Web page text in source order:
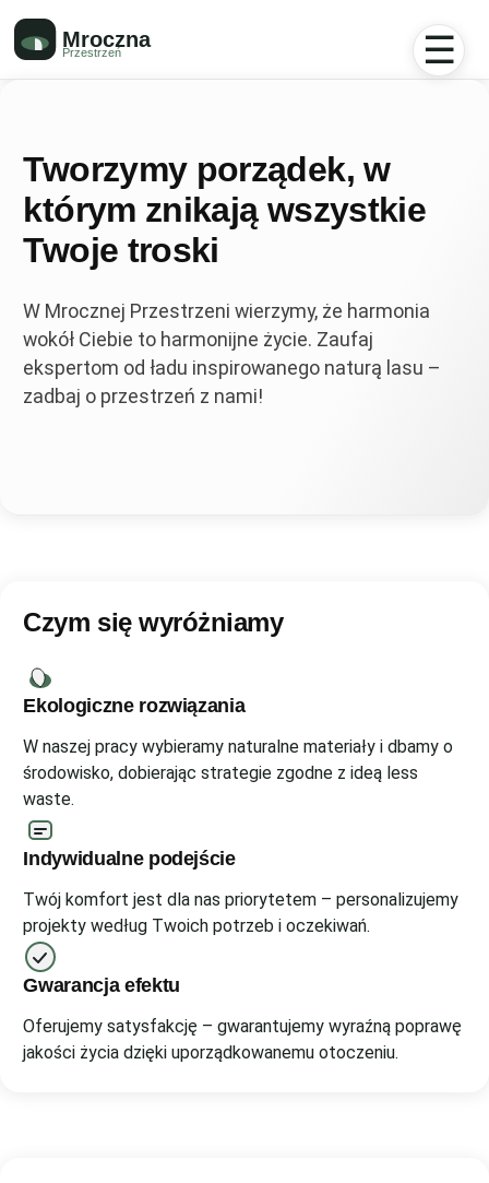
☰
Tworzymy porządek, w
którym znikają wszystkie
Twoje troski
W Mrocznej Przestrzeni wierzymy, że harmonia
wokół Ciebie to harmonijne życie. Zaufaj
ekspertom od ładu inspirowanego naturą lasu –
zadbaj o przestrzeń z nami!
Czym się wyróżniamy
Ekologiczne rozwiązania
W naszej pracy wybieramy naturalne materiały i dbamy o
środowisko, dobierając strategie zgodne z ideą less
waste.
Indywidualne podejście
Twój komfort jest dla nas priorytetem – personalizujemy
projekty według Twoich potrzeb i oczekiwań.
Gwarancja efektu
Oferujemy satysfakcję – gwarantujemy wyraźną poprawę
jakości życia dzięki uporządkowanemu otoczeniu.